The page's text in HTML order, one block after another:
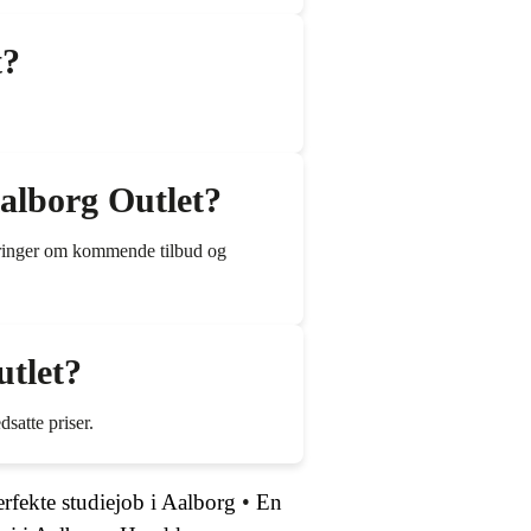
Outlet?
om kommende tilbud og
priser.
studiejob i Aalborg • En